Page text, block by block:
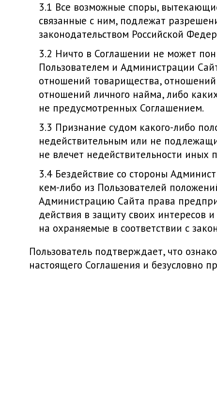
Все возможные споры,
связанные с ним, подлежат
законодательством Российской
Ничто в Соглашении не может
Пользователем и Администрации
отношений товарищества,
отношений личного найма, либо
не предусмотренных Соглашением.
Признание судом какого-либо
недействительным или не
не влечет недействительности иных
Бездействие со стороны
кем-либо из Пользователей
Администрацию Сайта права
действия в защиту своих интересов
на охраняемые в соответствии с
Пользователь подтверждает, что
настоящего Соглашения и безусловно